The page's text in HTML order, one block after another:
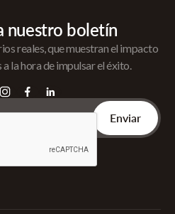
nuestro boletín
reales, que muestran el impacto
la hora de impulsar el éxito.